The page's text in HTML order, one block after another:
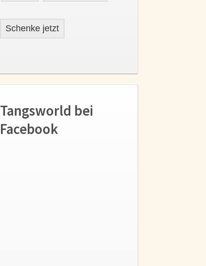
Schenke jetzt
Tangsworld bei
Facebook